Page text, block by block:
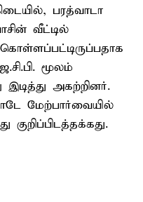
பரத்வாடா
வீட்டில்
மூலம்
இடித்து அகற்றினர்.
மேற்பார்வையில்